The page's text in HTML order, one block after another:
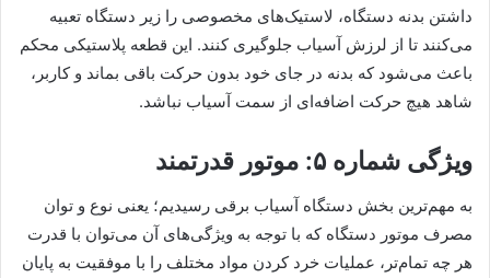
داشتن بدنه دستگاه، لاستیک‌های مخصوصی را زیر دستگاه تعبیه
می‌کنند تا از لرزش آسیاب جلوگیری کنند. این قطعه پلاستیکی محکم
باعث می‌شود که بدنه در جای خود بدون حرکت باقی بماند و کاربر،
شاهد هیچ حرکت اضافه‌ای از سمت آسیاب نباشد.
ویژگی شماره ۵: موتور قدرتمند
به مهم‌ترین بخش دستگاه آسیاب برقی رسیدیم؛ یعنی نوع و توان
مصرف موتور دستگاه که با توجه به ویژگی‌های آن می‌توان با قدرت
هر چه تمام‌تر، عملیات خرد کردن مواد مختلف را با موفقیت به پایان